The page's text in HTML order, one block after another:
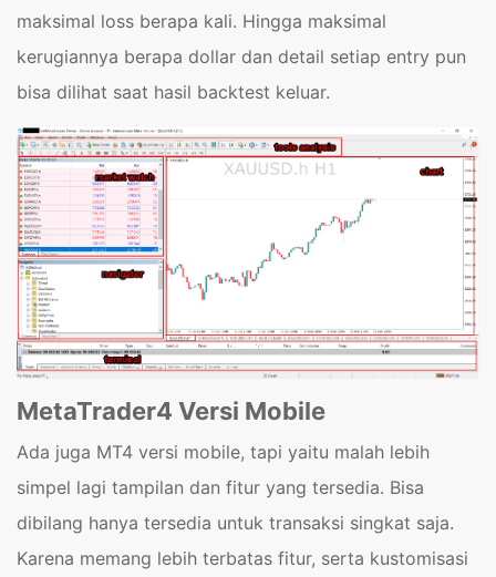
maksimal loss berapa kali. Hingga maksimal
kerugiannya berapa dollar dan detail setiap entry pun
bisa dilihat saat hasil backtest keluar.
MetaTrader4 Versi Mobile
Ada juga MT4 versi mobile, tapi yaitu malah lebih
simpel lagi tampilan dan fitur yang tersedia. Bisa
dibilang hanya tersedia untuk transaksi singkat saja.
Karena memang lebih terbatas fitur, serta kustomisasi